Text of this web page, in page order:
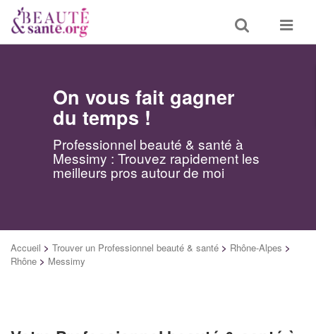
Toggle
search
Toggle
On vous fait gagner
du temps !
Professionnel beauté & santé à
Messimy : Trouvez rapidement les
meilleurs pros autour de moi
Accueil > Trouver un Professionnel beauté & santé > Rhône-Alpes >
Rhône > Messimy